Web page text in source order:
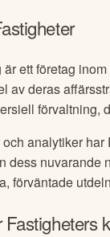
ett företag
av deras
förvaltning,
analytiker har
dess
förväntade
Fastigheters